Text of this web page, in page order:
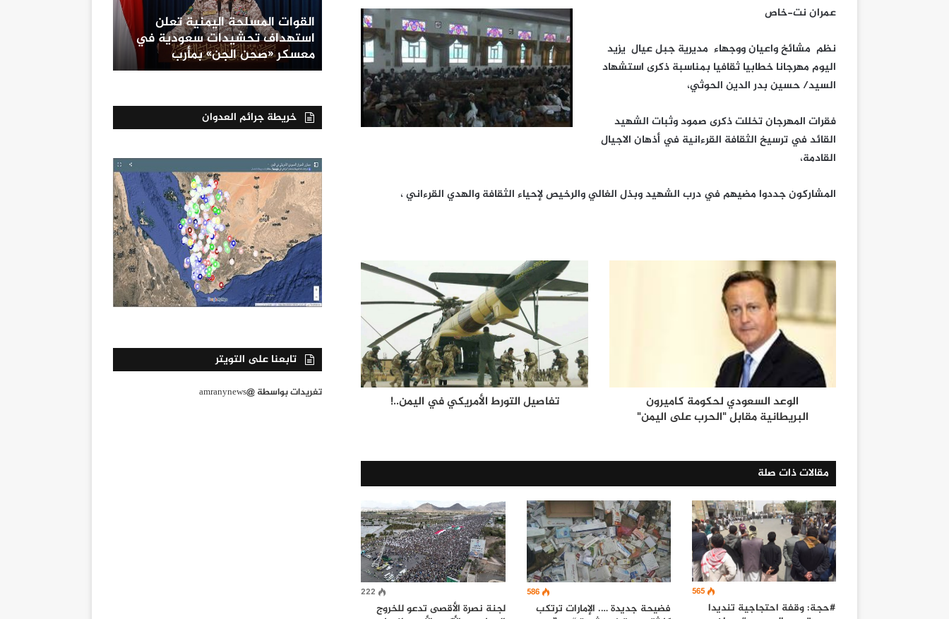
عمران نت-خاص
نظم مشائخ واعيان ووجهاء مديرية جبل عيال يزيد
اليوم مهرجانا خطابيا ثقافيا بمناسبة ذكرى استشهاد
السيد/ حسين بدر الدين الحوثي،
فقرات المهرجان تخللت ذكرى صمود وثبات الشهيد
القائد في ترسيخ الثقافة القرءانية في أذهان الاجيال
القادمة،
المشاركون جددوا مضيهم في درب الشهيد وبذل الغالي والرخيص لإحياء الثقافة والهدي القرءاني ،
الوعد السعودي لحكومة كاميرون
البريطانية مقابل "الحرب على اليمن"
تفاصيل التورط الأمريكي في اليمن..!
مقالات ذات صلة
565
#حجة: وقفة احتجاجية تنديدا
586
فضيحة جديدة …. الإمارات ترتكب
222
لجنة نصرة الأقصى تدعو للخروج
القوات المسلحة اليمنية تعلن
استهداف تحشيدات سعودية في
معسكر «صحن الجن» بمأرب
خريطة جرائم العدوان
تابعنا على التويتر
تغريدات بواسطة @amranynews